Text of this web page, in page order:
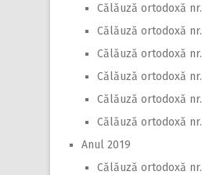
Călăuză ortodoxă
Călăuză ortodoxă
Călăuză ortodoxă
Călăuză ortodoxă nr.
Călăuză ortodoxă nr.
Călăuză ortodoxă nr.
Anul 2019
Călăuză ortodoxă nr.